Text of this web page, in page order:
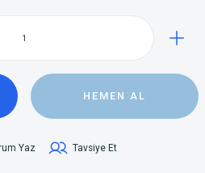
HEMEN AL
Yaz Tavsiye Et